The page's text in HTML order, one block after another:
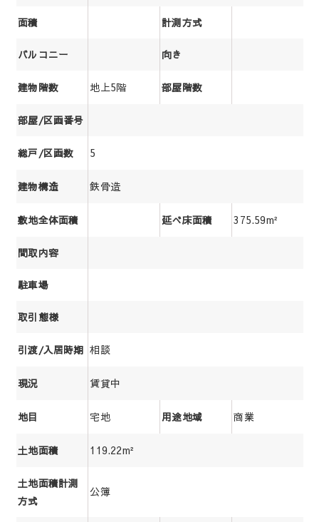
面積 計測方式
バルコニー 向き
建物階数 地上5階 部屋階数
部屋/区画番号
総戸/区画数 5
建物構造 鉄骨造
敷地全体面積 延べ床面積 375.59m²
間取内容
駐車場
取引態様
引渡/入居時期 相談
現況 賃貸中
地目 宅地 用途地域 商業
土地面積 119.22m²
土地面積計測
方式
公簿